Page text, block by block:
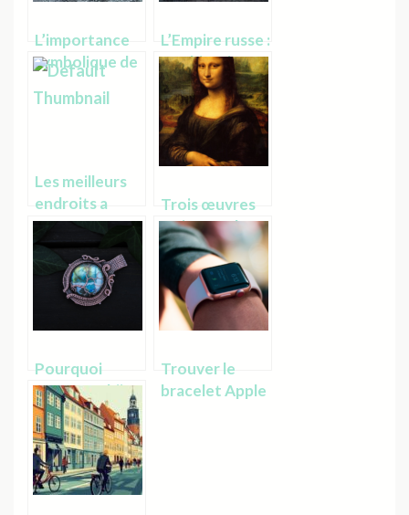
L’importance
symbolique de
Geri et Freki
L’Empire russe :
son histoire en
bref
Les meilleurs
endroits a
visiter avec
des enfants a
Lorient
Trois œuvres
majeures de
Leonard de
Vinci
Pourquoi
porter un bijou
arbre de vie ?
Trouver le
bracelet Apple